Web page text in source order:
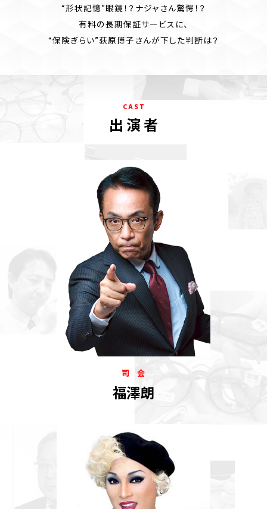
“形状記憶”眼鏡！？ナジャさん驚愕！？
有料の長期保証サービスに、
“保険ぎらい”荻原博子さんが下した判断は？
C A S T
出 演 者
司 会
福澤朗